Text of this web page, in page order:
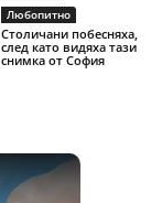
Любопитно
Столичани побесняха,
след като видяха тази
снимка от София